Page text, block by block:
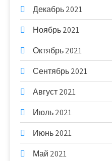
Декабрь 2021
Ноябрь 2021
Октябрь 2021
Сентябрь 2021
Август 2021
Июль 2021
Июнь 2021
Май 2021